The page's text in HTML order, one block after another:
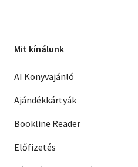
Mit kínálunk
AI Könyvajánló
Ajándékkártyák
Bookline Reader
Előfizetés